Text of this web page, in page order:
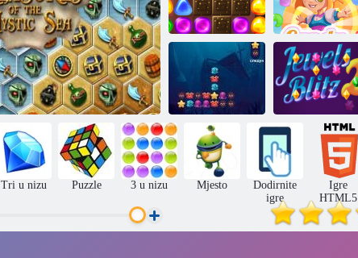
Povratak u
Candyland 2
Kiša bombona 4
Ocean bitka Jewels Blitz 2
Tri u nizu Puzzle 3 u nizu Mjesto
Dodirnite
igre
Igre
HTML5